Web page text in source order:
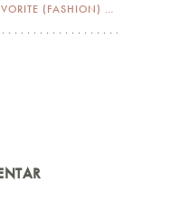
4 FAVORITE (FASHION) BLOGS